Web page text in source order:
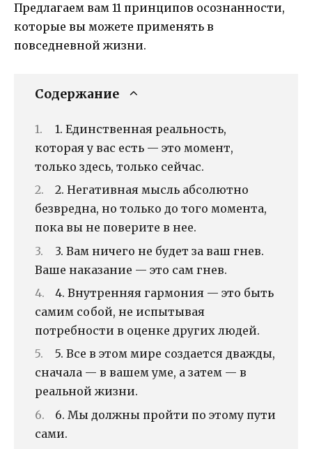
Предлагаем вам 11 принципов осознанности,
которые вы можете применять в
повседневной жизни.
Содержание
1. Единственная реальность,
которая у вас есть — это момент,
только здесь, только сейчас.
2. Негативная мысль абсолютно
безвредна, но только до того момента,
пока вы не поверите в нее.
3. Вам ничего не будет за ваш гнев.
Ваше наказание — это сам гнев.
4. Внутренняя гармония — это быть
самим собой, не испытывая
потребности в оценке других людей.
5. Все в этом мире создается дважды,
сначала — в вашем уме, а затем — в
реальной жизни.
6. Мы должны пройти по этому пути
сами.